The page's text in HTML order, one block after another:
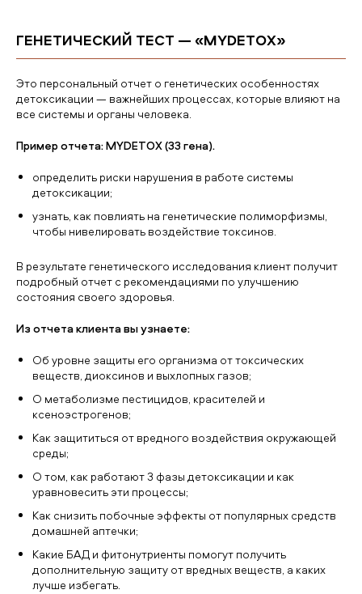
ГЕНЕТИЧЕСКИЙ ТЕСТ — «MYDETOX»
Это персональный отчет о генетических особенностях
детоксикации — важнейших процессах, которые влияют на
все системы и органы человека.
Пример отчета: MYDETOX (33 гена).
определить риски нарушения в работе системы
детоксикации;
узнать, как повлиять на генетические полиморфизмы,
чтобы нивелировать воздействие токсинов.
В результате генетического исследования клиент получит
подробный отчет с рекомендациями по улучшению
состояния своего здоровья.
Из отчета клиента вы узнаете:
Об уровне защиты его организма от токсических
веществ, диоксинов и выхлопных газов;
О метаболизме пестицидов, красителей и
ксеноэстрогенов;
Как защититься от вредного воздействия окружающей
среды;
О том, как работают 3 фазы детоксикации и как
уравновесить эти процессы;
Как снизить побочные эффекты от популярных средств
домашней аптечки;
Какие БАД и фитонутриенты помогут получить
дополнительную защиту от вредных веществ, а каких
лучше избегать.